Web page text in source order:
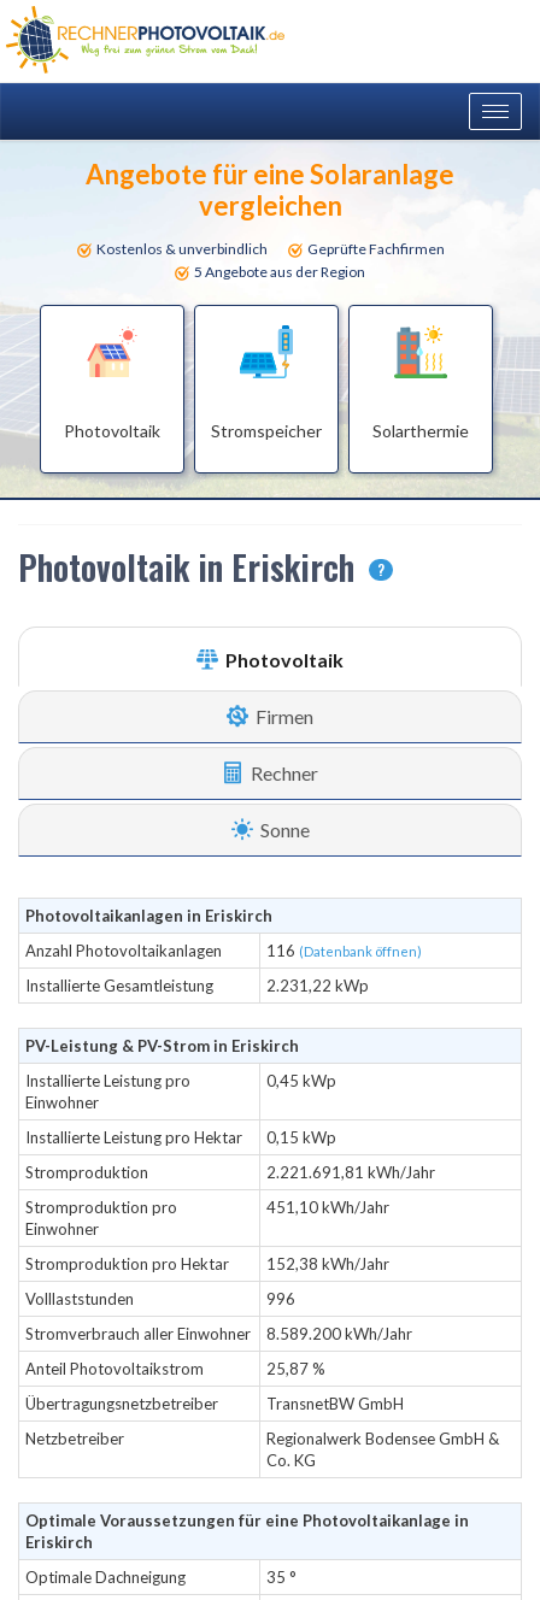
Angebote für eine Solaranlage
vergleichen
Kostenlos & unverbindlich
Geprüfte Fachfirmen
5 Angebote aus der Region
Photovoltaik Stromspeicher Solarthermie
Photovoltaik in Eriskirch ?
Photovoltaik
Firmen
Rechner
Sonne
Photovoltaikanlagen in Eriskirch
Anzahl Photovoltaikanlagen
116 (Datenbank öffnen)
Installierte Gesamtleistung 2.231,22 kWp
PV-Leistung & PV-Strom in Eriskirch
Installierte Leistung pro
Einwohner
0,45 kWp
Installierte Leistung pro Hektar
0,15 kWp
Stromproduktion
2.221.691,81 kWh/Jahr
Stromproduktion pro
Einwohner
451,10 kWh/Jahr
Stromproduktion pro Hektar
152,38 kWh/Jahr
Volllaststunden
996
Stromverbrauch aller Einwohner
8.589.200 kWh/Jahr
Anteil Photovoltaikstrom
25,87 %
Übertragungsnetzbetreiber
TransnetBW GmbH
Netzbetreiber
Regionalwerk Bodensee GmbH &
Co. KG
Optimale Voraussetzungen für eine Photovoltaikanlage in
Eriskirch
Optimale Dachneigung
35 °